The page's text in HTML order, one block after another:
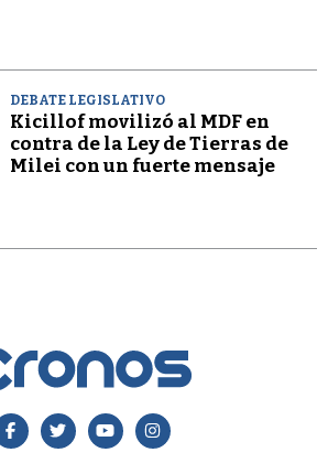
DEBATE LEGISLATIVO
Kicillof movilizó al MDF en
contra de la Ley de Tierras de
Milei con un fuerte mensaje